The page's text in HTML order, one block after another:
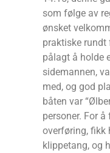
som følge av
ønsket
praktiske rundt
pålagt å holde
sidemannen,
med, og god
båten var
personer. For
overføring, fikk
klippetang, og